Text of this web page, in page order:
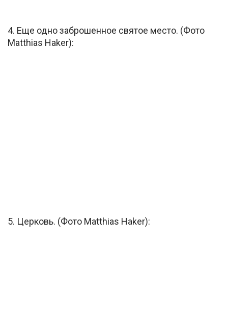
4. Еще одно заброшенное святое место. (Фото
Matthias Haker):
5. Церковь. (Фото Matthias Haker):